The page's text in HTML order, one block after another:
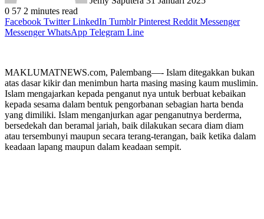
0 57 2 minutes read
Facebook Twitter LinkedIn Tumblr Pinterest Reddit Messenger
Messenger WhatsApp Telegram Line
MAKLUMATNEWS.com, Palembang—- Islam ditegakkan bukan
atas dasar kikir dan menimbun harta masing masing kaum muslimin.
Islam mengajarkan kepada penganut nya untuk berbuat kebaikan
kepada sesama dalam bentuk pengorbanan sebagian harta benda
yang dimiliki. Islam menganjurkan agar penganutnya berderma,
bersedekah dan beramal jariah, baik dilakukan secara diam diam
atau tersembunyi maupun secara terang-terangan, baik ketika dalam
keadaan lapang maupun dalam keadaan sempit.